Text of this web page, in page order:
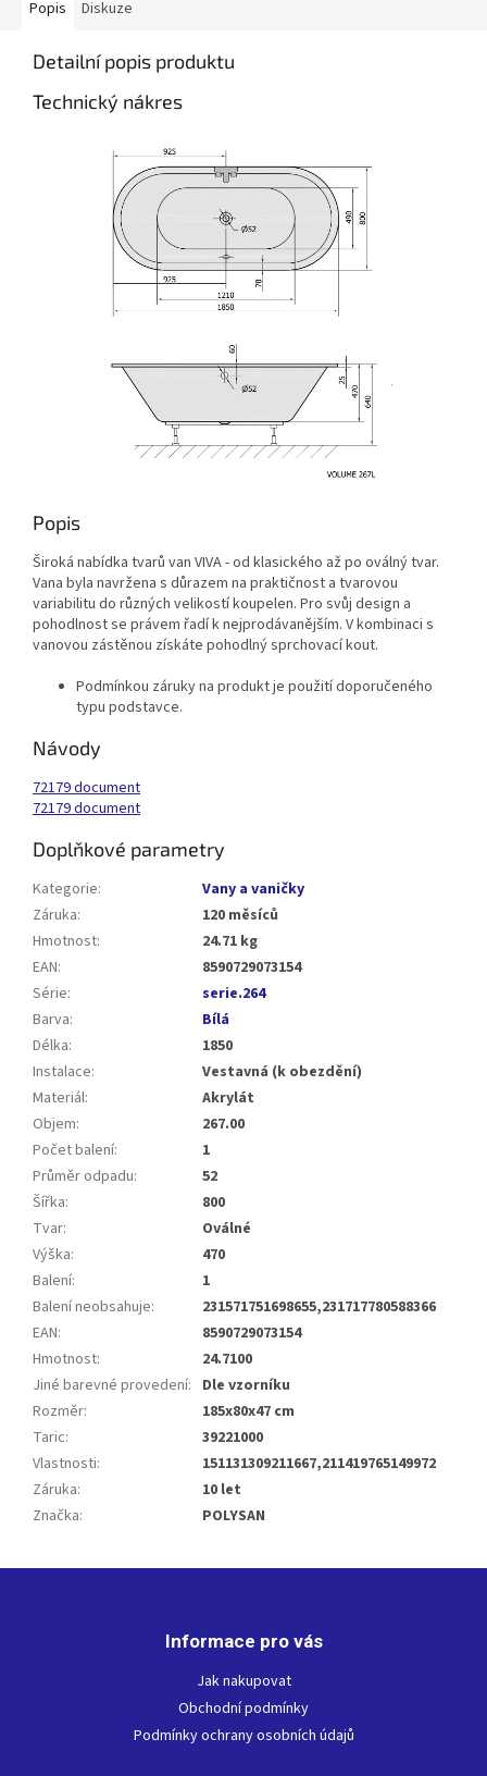
Popis Diskuze
Detailní popis produktu
Technický nákres
Popis
Široká nabídka tvarů van VIVA - od klasického až po oválný tvar.
Vana byla navržena s důrazem na praktičnost a tvarovou
variabilitu do různých velikostí koupelen. Pro svůj design a
pohodlnost se právem řadí k nejprodávanějším. V kombinaci s
vanovou zástěnou získáte pohodlný sprchovací kout.
Podmínkou záruky na produkt je použití doporučeného
typu podstavce.
Návody
72179 document
72179 document
Doplňkové parametry
Kategorie:
Vany a vaničky
Záruka:
120 měsíců
Hmotnost:
24.71 kg
EAN:
8590729073154
Série:
serie.264
Barva:
Bílá
Délka:
1850
Instalace:
Vestavná (k obezdění)
Materiál:
Akrylát
Objem:
267.00
Počet balení:
1
Průměr odpadu:
52
Šířka:
800
Tvar:
Oválné
Výška:
470
Balení:
1
Balení neobsahuje:
231571751698655,231717780588366
EAN:
8590729073154
Hmotnost:
24.7100
Jiné barevné provedení: Dle vzorníku
Rozměr:
185x80x47 cm
Taric:
39221000
Vlastnosti:
151131309211667,211419765149972
Záruka:
10 let
Značka: POLYSAN
Informace pro vás
Jak nakupovat
Obchodní podmínky
Podmínky ochrany osobních údajů